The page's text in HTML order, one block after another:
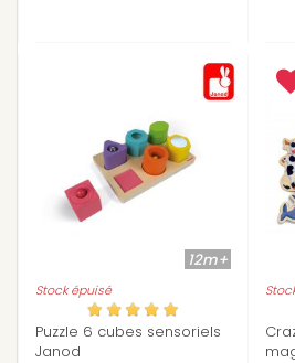
12m+
Stock épuisé
Puzzle 6 cubes sensoriels
Janod